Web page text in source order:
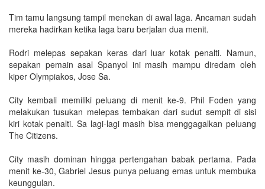
Tim tamu langsung tampil menekan di awal laga. Ancaman sudah
mereka hadirkan ketika laga baru berjalan dua menit.
Rodri melepas sepakan keras dari luar kotak penalti. Namun,
sepakan pemain asal Spanyol ini masih mampu diredam oleh
kiper Olympiakos, Jose Sa.
City kembali memiliki peluang di menit ke-9. Phil Foden yang
melakukan tusukan melepas tembakan dari sudut sempit di sisi
kiri kotak penalti. Sa lagi-lagi masih bisa menggagalkan peluang
The Citizens.
City masih dominan hingga pertengahan babak pertama. Pada
menit ke-30, Gabriel Jesus punya peluang emas untuk membuka
keunggulan.